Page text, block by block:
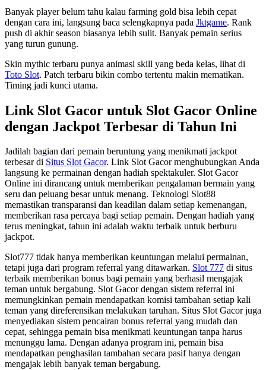
Banyak player belum tahu kalau farming gold bisa lebih cepat
dengan cara ini, langsung baca selengkapnya pada Jktgame. Rank
push di akhir season biasanya lebih sulit. Banyak pemain serius
yang turun gunung.
Skin mythic terbaru punya animasi skill yang beda kelas, lihat di
Toto Slot. Patch terbaru bikin combo tertentu makin mematikan.
Timing jadi kunci utama.
Link Slot Gacor untuk Slot Gacor Online
dengan Jackpot Terbesar di Tahun Ini
Jadilah bagian dari pemain beruntung yang menikmati jackpot
terbesar di Situs Slot Gacor. Link Slot Gacor menghubungkan Anda
langsung ke permainan dengan hadiah spektakuler. Slot Gacor
Online ini dirancang untuk memberikan pengalaman bermain yang
seru dan peluang besar untuk menang. Teknologi Slot88
memastikan transparansi dan keadilan dalam setiap kemenangan,
memberikan rasa percaya bagi setiap pemain. Dengan hadiah yang
terus meningkat, tahun ini adalah waktu terbaik untuk berburu
jackpot.
Slot777 tidak hanya memberikan keuntungan melalui permainan,
tetapi juga dari program referral yang ditawarkan. Slot 777 di situs
terbaik memberikan bonus bagi pemain yang berhasil mengajak
teman untuk bergabung. Slot Gacor dengan sistem referral ini
memungkinkan pemain mendapatkan komisi tambahan setiap kali
teman yang direferensikan melakukan taruhan. Situs Slot Gacor juga
menyediakan sistem pencairan bonus referral yang mudah dan
cepat, sehingga pemain bisa menikmati keuntungan tanpa harus
menunggu lama. Dengan adanya program ini, pemain bisa
mendapatkan penghasilan tambahan secara pasif hanya dengan
mengajak lebih banyak teman bergabung.